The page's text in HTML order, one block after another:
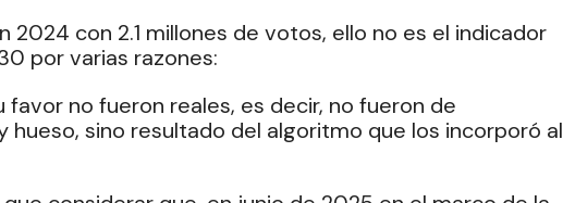
2024 con 2.1 millones de votos, ello no es el indicador
por varias razones:
favor no fueron reales, es decir, no fueron de
hueso, sino resultado del algoritmo que los incorporó al